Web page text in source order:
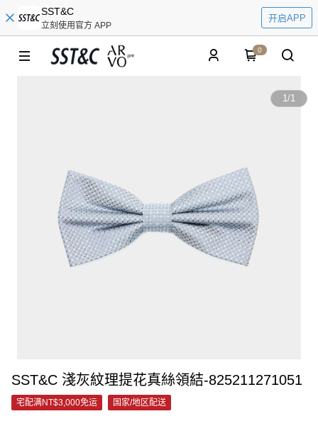
SST&C
立刻使用官方 APP
开启APP
0
1/1
SST&C 淺灰紋理提花真絲領結-825211271051
宅配满NT$3,000免运 国家/地区配送